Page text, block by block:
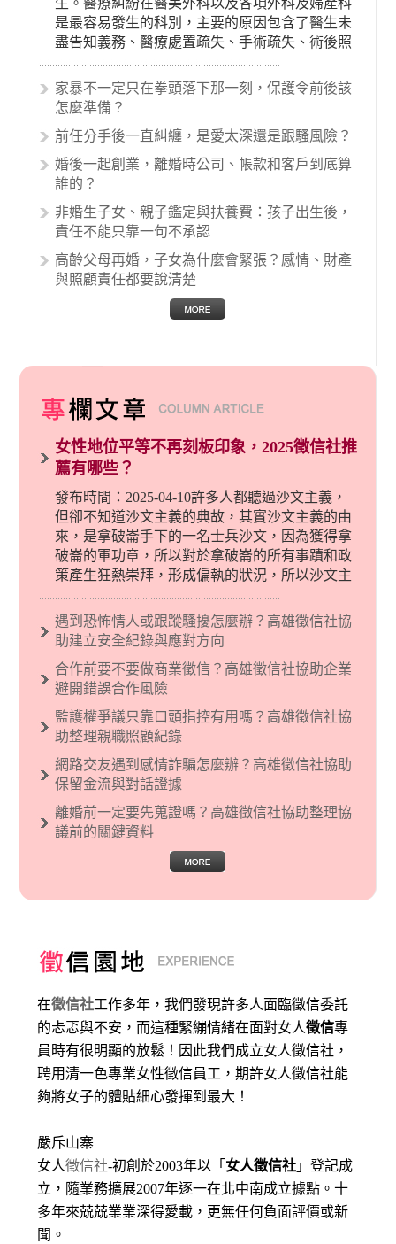
生。醫療糾紛在醫美外科以及各項外科及婦產科
是最容易發生的科別，主要的原因包含了醫生未
盡告知義務、醫療處置疏失、手術疏失、術後照
顧失當、醫療費用的收取。雖然醫學進步，但醫
生與病患之間引起的糾紛還是經常發生。很多案
例中最後都走向訴訟流程，我們如果不幸遇到相
的內容其實非常多，有些案例…
家暴不一定只在拳頭落下那一刻，保護令前後該
怎麼準備？
前任分手後一直糾纏，是愛太深還是跟騷風險？
婚後一起創業，離婚時公司、帳款和客戶到底算
誰的？
非婚生子女、親子鑑定與扶養費：孩子出生後，
責任不能只靠一句不承認
高齡父母再婚，子女為什麼會緊張？感情、財產
與照顧責任都要說清楚
女性地位平等不再刻板印象，2025徵信社推
薦有哪些？
發布時間：2025-04-10許多人都聽過沙文主義，
但卻不知道沙文主義的典故，其實沙文主義的由
來，是拿破崙手下的一名士兵沙文，因為獲得拿
破崙的軍功章，所以對於拿破崙的所有事蹟和政
策產生狂熱崇拜，形成偏執的狀況，所以沙文主
義後來就被拿來暗指偏見和歧視，而且有沙文主
義傾向的人，通常對於自己的國家和民族有超強
烈的卓越感，因而瞧不起其他國家的人，所以沙
現了男性沙文…
遇到恐怖情人或跟蹤騷擾怎麼辦？高雄徵信社協
助建立安全紀錄與應對方向
合作前要不要做商業徵信？高雄徵信社協助企業
避開錯誤合作風險
監護權爭議只靠口頭指控有用嗎？高雄徵信社協
助整理親職照顧紀錄
網路交友遇到感情詐騙怎麼辦？高雄徵信社協助
保留金流與對話證據
離婚前一定要先蒐證嗎？高雄徵信社協助整理協
議前的關鍵資料
在徵信社工作多年，我們發現許多人面臨徵信委託
的忐忑與不安，而這種緊繃情緒在面對女人徵信專
員時有很明顯的放鬆！因此我們成立女人徵信社，
聘用清一色專業女性徵信員工，期許女人徵信社能
夠將女子的體貼細心發揮到最大 ！
嚴斥山寨
女人徵信社-初創於2003年以「 女人徵信社 」登記成
立，隨業務擴展2007年逐一在北中南成立據點。十
多年來兢兢業業深得愛載，更無任何負面評價或新
聞。